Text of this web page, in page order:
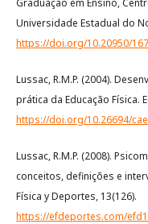
Universidade Estadual do
https://doi.org/10.20950/
Lussac, R.M.P. (2004).
prática da Educação Física.
https://doi.org/10.26694/
Lussac, R.M.P. (2008).
conceitos, definições e
Física y Deportes, 13(126).
https://efdeportes.com/